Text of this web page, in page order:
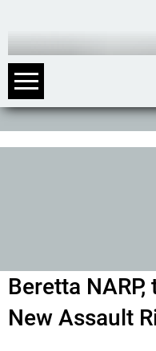
Beretta
New Assault